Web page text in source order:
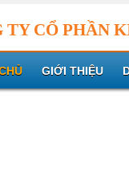
TY CỔ PHẦN
GIỚI THIỆU